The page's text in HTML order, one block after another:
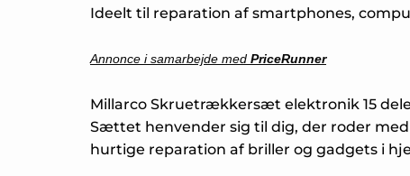
Ideelt til reparation af smartphones,
Annonce i samarbejde med PriceRunner
Millarco Skruetrækkersæt elektronik 15
Sættet henvender sig til dig, der roder
hurtige reparation af briller og gadgets i